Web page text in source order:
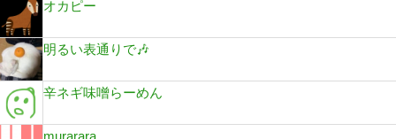
オカピー
明るい表通りで🎶
辛ネギ味噌らーめん
murarara